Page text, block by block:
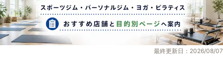
最終更新日：2026/08/07